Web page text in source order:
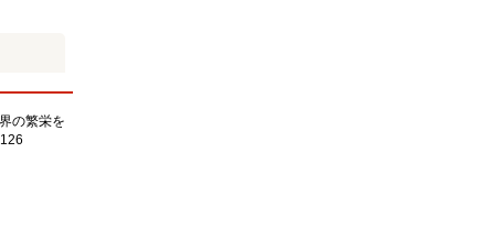
の繁栄を